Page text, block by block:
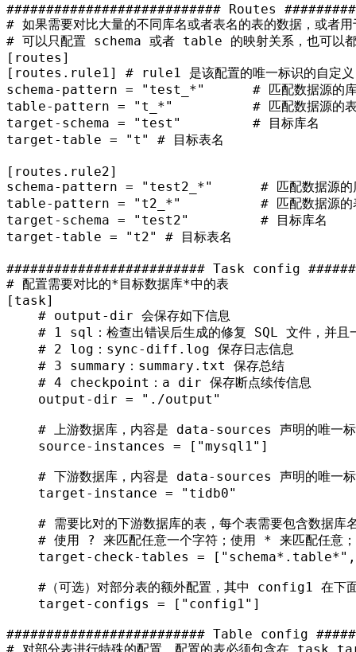
########################### Routes
# 如果需要对比大量的不同库名或者表名的表的数据，或
# 可以只配置 schema 或者 table 的映射关系，也可以
[routes]
[routes.rule1]
# rule1 是该配置的唯一标识的自
schema-pattern = "test_*"
# 匹配数据源
table-pattern = "t_*"
# 匹配数据源
target-schema = "test"
# 目标库名
target-table = "t" # 目标表名
[routes.rule2]
schema-pattern = "test2_*"
# 匹配数据源
table-pattern = "t2_*"
# 匹配数据源
target-schema = "test2"
# 目标库名
target-table = "t2" # 目标表名
######################### Task config
# 配置需要对比的*目标数据库*中的表
[task]
# output-dir 会保存如下信息
# 1 sql：检查出错误后生成的修复 SQL 文件，并
# 2 log：sync-diff.log 保存日志信息
# 3 summary：summary.txt 保存总结
# 4 checkpoint：a dir 保存断点续传信息
output-dir =
"./output"
# 上游数据库，内容是 data-sources 声明的唯一
source-instances
= [ "mysql1" ]
# 下游数据库，内容是 data-sources 声明的唯一
target-instance =
"tidb0"
# 需要比对的下游数据库的表，每个表需要包含数据
# 使用 ? 来匹配任意一个字符；使用 * 来匹
target-check-tables
= [ "schema*.table*"
#（可选）对部分表的额外配置，其中 config1 在
target-configs
= [ "config1" ]
######################### Table config
# 对部分表进行特殊的配置，配置的表必须包含在